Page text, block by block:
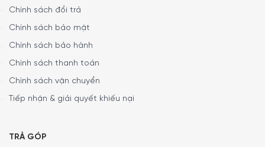
Cao 75 cm x Rộng 90 cm x Sâu 68,2 cm
Khoảng cách tối thiểu với bếp gas: 75 cm
Khoảng cách tối đa với bếp từ: 65 cm
Chính sách đổi trả
Chính sách bảo mật
Chính sách bảo hành
Chính sách thanh toán
Chính sách vận chuyển
Tiếp nhận & giải quyết khiếu nại
TRẢ GÓP